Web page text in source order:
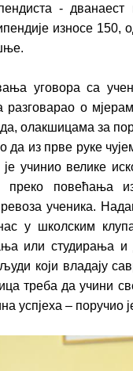
-
износе 150,
уговора са
разговарао о
олакшицама за
да из прве руке
је учинио велике
преко повећања
ученика.
у школским
или студирања
који владају
треба да учини
успјеха – поручио